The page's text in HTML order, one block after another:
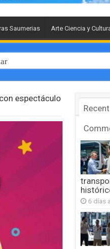
Saumerias Arte Ciencia y
espectáculo
Recent
6 días